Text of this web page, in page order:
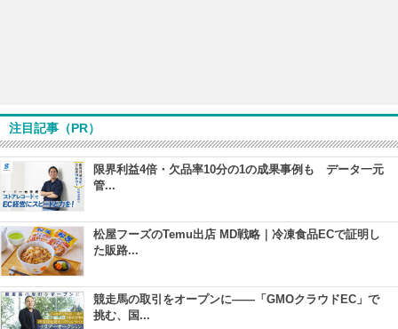
注目記事（PR）
限界利益4倍・欠品率10分の1の成果事例も データ一元
管...
松屋フーズのTemu出店 MD戦略｜冷凍食品ECで証明し
た販路...
競走馬の取引をオープンに――「GMOクラウドEC」で
挑む、国...